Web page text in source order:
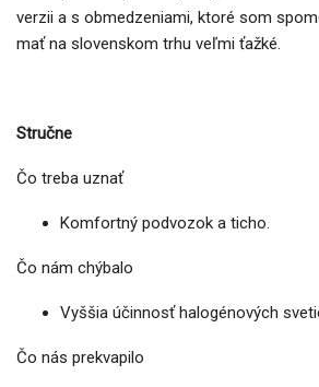
verzii a s obmedzeniami, ktoré som
mať na slovenskom trhu veľmi ťažké.
Čo treba uznať
Komfortný podvozok a ticho.
Čo nám chýbalo
Vyššia účinnosť halogénových
Čo nás prekvapilo